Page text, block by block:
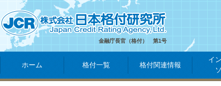
金融庁長官（格付） 第1号
ホーム 格付一覧 格付関連情報
イ